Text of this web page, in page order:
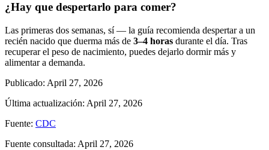
¿Hay que despertarlo para comer?
Las primeras dos semanas, sí — la guía recomienda despertar a un
recién nacido que duerma más de 3–4 horas durante el día. Tras
recuperar el peso de nacimiento, puedes dejarlo dormir más y
alimentar a demanda.
Publicado: April 27, 2026
Última actualización: April 27, 2026
Fuente: CDC
Fuente consultada: April 27, 2026